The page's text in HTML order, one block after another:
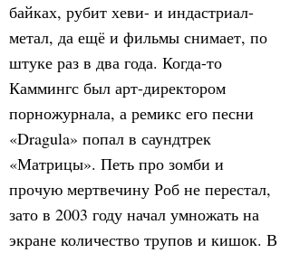
байках, рубит хеви- и индастриал-
метал, да ещё и фильмы снимает, по
штуке раз в два года. Когда-то
Каммингс был арт-директором
порножурнала, а ремикс его песни
«Dragula» попал в саундтрек
«Матрицы». Петь про зомби и
прочую мертвечину Роб не перестал,
зато в 2003 году начал умножать на
экране количество трупов и кишок. В